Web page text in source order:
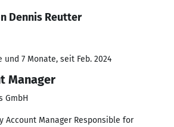
Dennis Reutter
und 7 Monate, seit Feb. 2024
Manager
GmbH
Account Manager Responsible for